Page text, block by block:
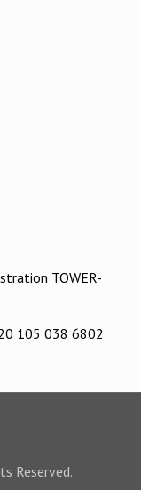
TOWER-
105 038 6802
Reserved.